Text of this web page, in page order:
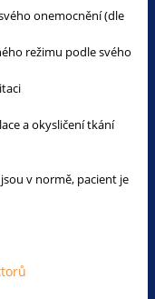
onemocnění (dle
režimu podle svého
a okysličení tkání
v normě, pacient je